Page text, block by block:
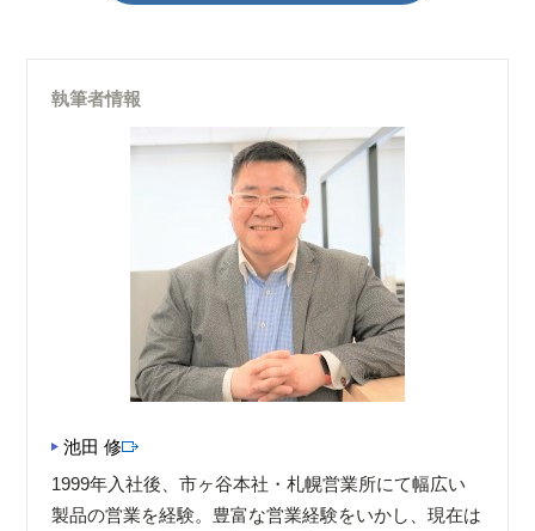
執筆者情報
池田 修
1999年入社後、市ヶ谷本社・札幌営業所にて幅広い
製品の営業を経験。豊富な営業経験をいかし、現在は